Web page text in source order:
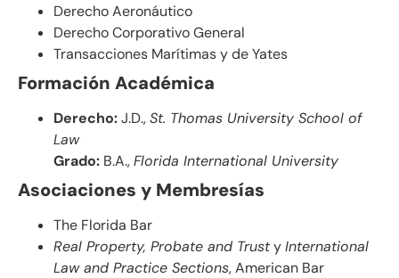
Derecho Aeronáutico
Derecho Corporativo General
Transacciones Marítimas y de Yates
Formación Académica
Derecho:J.D.,St. Thomas University School of
Law
Grado: B.A.,Florida International University
Asociaciones y Membresías
The Florida Bar
Real Property, Probate and TrustyInternational
Law and Practice Sections, American Bar